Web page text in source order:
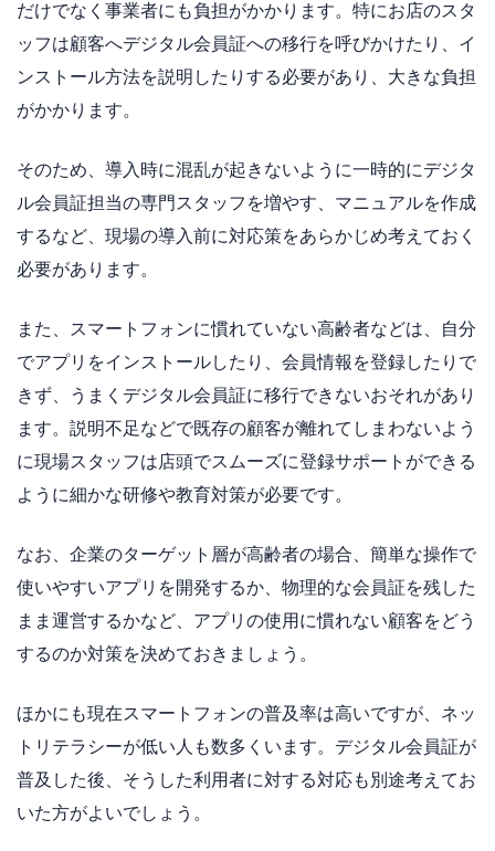
だけでなく事業者にも負担がかかります。特にお店のスタ
ッフは顧客へデジタル会員証への移行を呼びかけたり、イ
ンストール方法を説明したりする必要があり、大きな負担
がかかります。
そのため、導入時に混乱が起きないように一時的にデジタ
ル会員証担当の専門スタッフを増やす、マニュアルを作成
するなど、現場の導入前に対応策をあらかじめ考えておく
必要があります。
また、スマートフォンに慣れていない高齢者などは、自分
でアプリをインストールしたり、会員情報を登録したりで
きず、うまくデジタル会員証に移行できないおそれがあり
ます。説明不足などで既存の顧客が離れてしまわないよう
に現場スタッフは店頭でスムーズに登録サポートができる
ように細かな研修や教育対策が必要です。
なお、企業のターゲット層が高齢者の場合、簡単な操作で
使いやすいアプリを開発するか、物理的な会員証を残した
まま運営するかなど、アプリの使用に慣れない顧客をどう
するのか対策を決めておきましょう。
ほかにも現在スマートフォンの普及率は高いですが、ネッ
トリテラシーが低い人も数多くいます。デジタル会員証が
普及した後、そうした利用者に対する対応も別途考えてお
いた方がよいでしょう。